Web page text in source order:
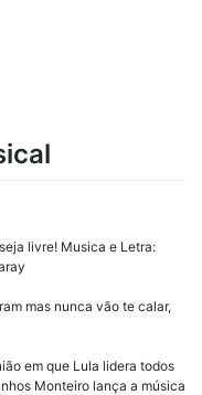
livre! Musica e Letra:
mas nunca vão te calar,
em que Lula lidera todos
Monteiro lança a música